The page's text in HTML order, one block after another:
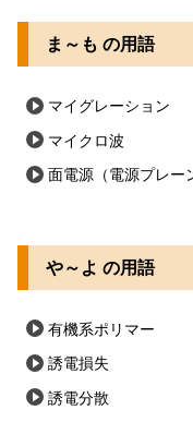
ま～も の用語
マイグレーション
マイクロ波
面電源（電源プレー
や～よ の用語
有機系ポリマー
誘電損失
誘電分散